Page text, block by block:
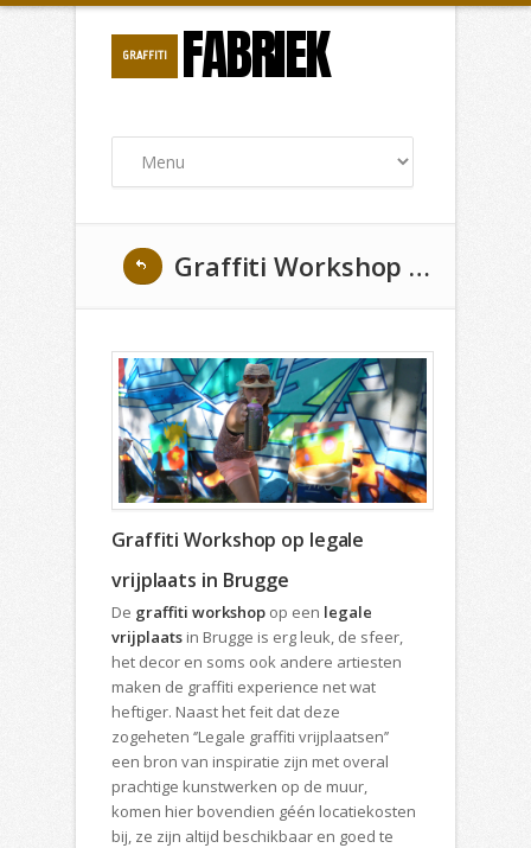
GRAFFITI FABRIEK
Graffiti Workshop op legale vrijplaats in Brugge
Graffiti Workshop op legale
vrijplaats in Brugge
De graffiti workshop op een legale
vrijplaats in Brugge is erg leuk, de sfeer,
het decor en soms ook andere artiesten
maken de graffiti experience net wat
heftiger. Naast het feit dat deze
zogeheten ‘’Legale graffiti vrijplaatsen’’
een bron van inspiratie zijn met overal
prachtige kunstwerken op de muur,
komen hier bovendien géén locatiekosten
bij, ze zijn altijd beschikbaar en goed te